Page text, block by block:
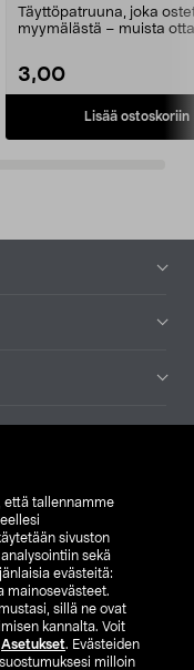
että tallennamme
sivuston
sekä
evästeitä:
mainosevästeet.
sillä ne ovat
kannalta. Voit
Asetukset. Evästeiden
milloin
Täyttöpatruuna, joka
myymälästä – muista
3,00
Lisää ostoskoriin